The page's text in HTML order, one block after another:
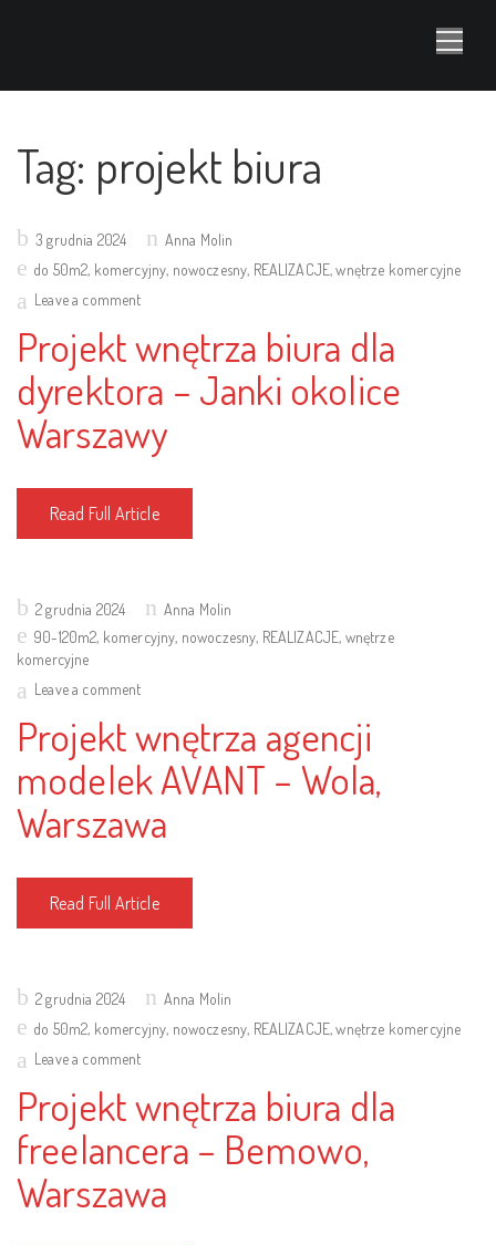
Tag: projekt biura
Posted3 grudnia 2024
Anna Molin
do 50m2, komercyjny, nowoczesny, REALIZACJE,wnętrze komercyjne
Leave a comment
Projekt wnętrza biura dla
dyrektora – Janki okolice
Warszawy
Read Full Article
Posted
on
2 grudnia 2024
Anna Molin
90-120m2, komercyjny, nowoczesny, REALIZACJE, wnętrze
komercyjne
Leave a comment
Projekt wnętrza agencji
modelek AVANT – Wola,
Warszawa
Read Full Article
Posted2 grudnia 2024
Anna Molin
do 50m2, komercyjny, nowoczesny, REALIZACJE,wnętrze komercyjne
Leave a comment
Projekt wnętrza biura dla
freelancera – Bemowo,
Warszawa